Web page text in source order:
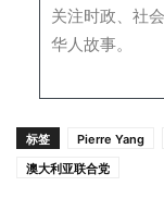
关注时政、社
华人故事。
标签 Pierre Yang
澳大利亚联合党